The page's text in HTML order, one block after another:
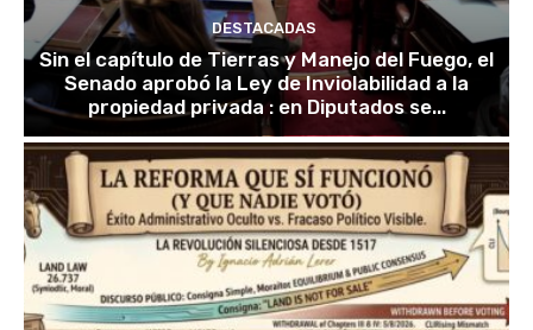
DESTACADAS
Sin el capítulo de Tierras y Manejo del Fuego, el
Senado aprobó la Ley de Inviolabilidad a la
propiedad privada : en Diputados se...